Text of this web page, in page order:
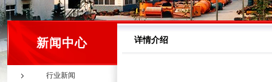
新闻中心
行业新闻
详情介绍